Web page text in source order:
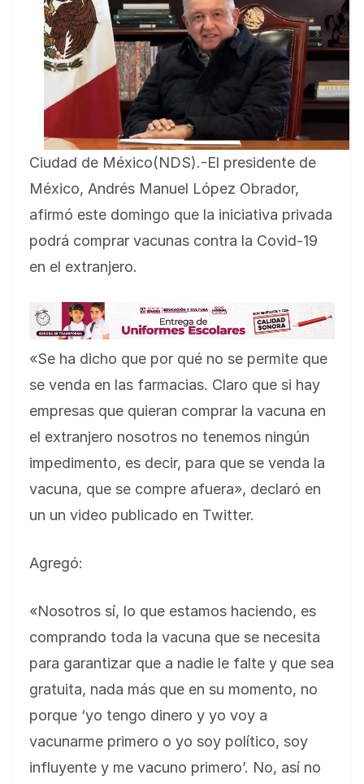
Ciudad de México(NDS).-El presidente de
México, Andrés Manuel López Obrador,
afirmó este domingo que la iniciativa privada
podrá comprar vacunas contra la Covid-19
en el extranjero.
«Se ha dicho que por qué no se permite que
se venda en las farmacias. Claro que si hay
empresas que quieran comprar la vacuna en
el extranjero nosotros no tenemos ningún
impedimento, es decir, para que se venda la
vacuna, que se compre afuera», declaró en
un un video publicado en Twitter.
Agregó:
«Nosotros sí, lo que estamos haciendo, es
comprando toda la vacuna que se necesita
para garantizar que a nadie le falte y que sea
gratuita, nada más que en su momento, no
porque ‘yo tengo dinero y yo voy a
vacunarme primero o yo soy político, soy
influyente y me vacuno primero’. No, así no